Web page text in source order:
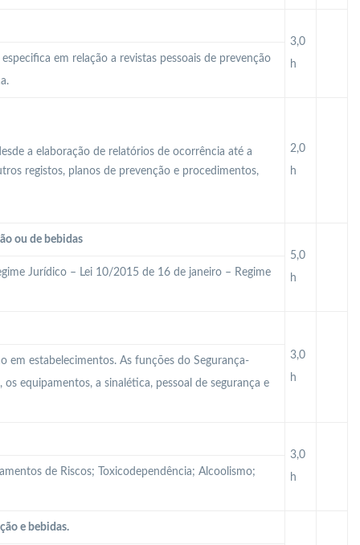
3,0
h
em relação a revistas pessoais de prevenção
a elaboração de relatórios de ocorrência até a
registos, planos de prevenção e procedimentos,
2,0
h
ou de bebidas
5,0
h
Jurídico – Lei 10/2015 de 16 de janeiro – Regime
3,0
h
em estabelecimentos. As funções do Segurança-
equipamentos, a sinalética, pessoal de segurança e
3,0
h
de Riscos; Toxicodependência; Alcoolismo;
e bebidas.